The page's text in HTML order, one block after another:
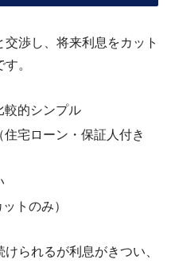
渉し、将来利息をカット
。
較的シンプル
宅ローン・保証人付き
トのみ）
けられるが利息がきつい、